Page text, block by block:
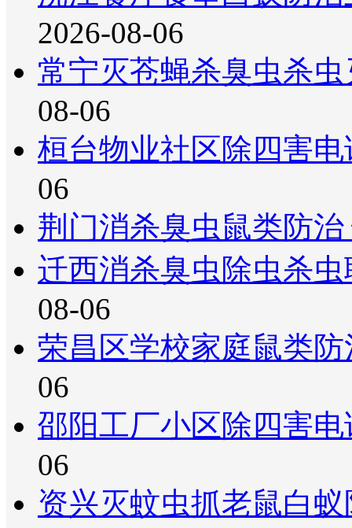
2026-08-06
常宁灭苍蝇杀臭虫杀
08-06
桓台物业社区除四害
06
荆门消杀臭虫鼠类防
迁西消杀臭虫除虫杀
08-06
荣昌区学校家庭鼠类
06
邵阳工厂小区除四害
06
资兴灭蚊虫抓老鼠白